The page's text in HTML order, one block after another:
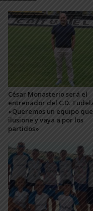
César Monasterio será el
entrenador del C.D.
«Queremos un equipo que
ilusione y vaya a por los
partidos»